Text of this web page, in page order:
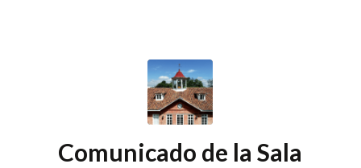
Comunicado de la Sala